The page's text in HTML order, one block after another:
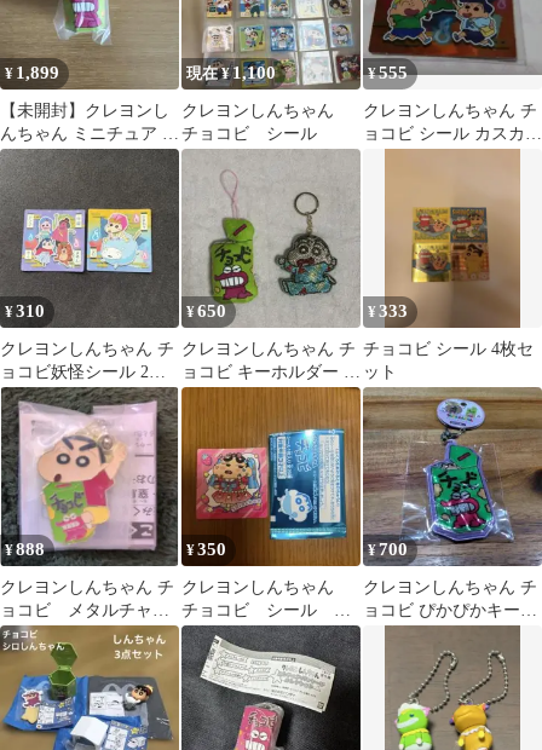
¥ 1,899
【未開封】クレヨンし
んちゃん ミニチュア チ
ョコビ
現在 ¥1,100
クレヨンしんちゃん
チョコビ シール
¥555
クレヨンしんちゃん チ
ョコビ シール カスカベ
¥310
クレヨンしんちゃん チ
ョコビ妖怪シール 2種
セット
¥650
クレヨンしんちゃん チ
ョコビ キーホルダー 2
種セット
¥333
チョコビ シール 4枚セ
ット
¥888
クレヨンしんちゃん チ
ョコビ メタルチャー
ム1個
¥350
クレヨンしんちゃん
チョコビ シール し
んちゃん 1枚
¥700
クレヨンしんちゃん チ
ョコビ ぴかぴかキーホ